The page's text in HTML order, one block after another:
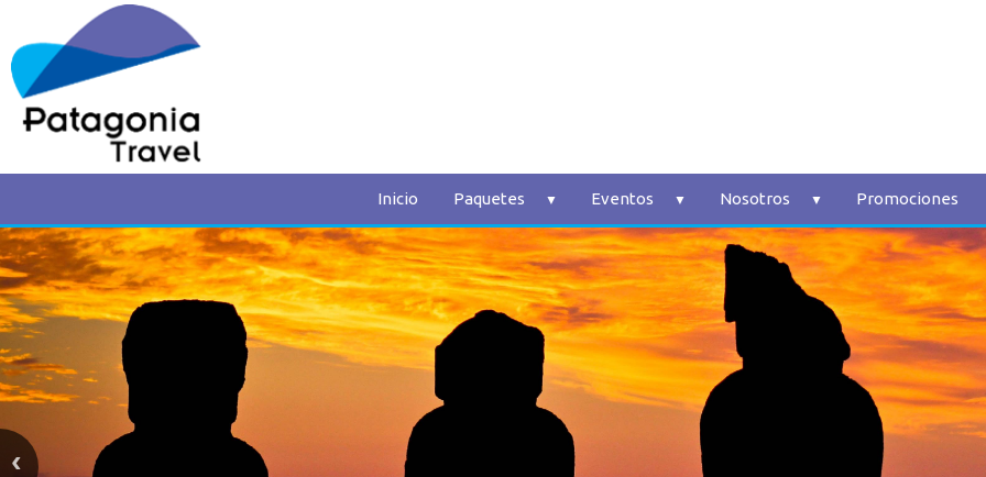
Inicio Paquetes Eventos Nosotros Promociones